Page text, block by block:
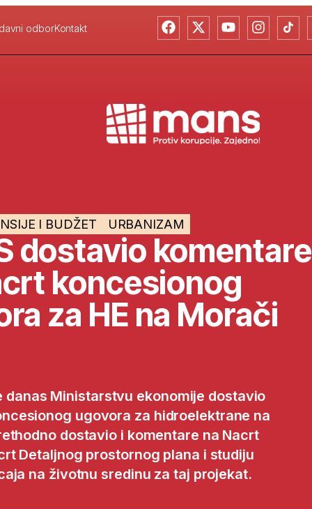
odborKontakt
I BUDŽET URBANIZAM
dostavio komentare
koncesionog
za HE na Morači
danas Ministarstvu ekonomije dostavio
ugovora za hidroelektrane na
dostavio i komentare na Nacrt
Detaljnog prostornog plana i studiju
na životnu sredinu za taj projekat.